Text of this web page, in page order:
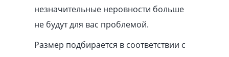
незначительные неровности больше
не будут для вас проблемой.
Размер подбирается в соответствии с